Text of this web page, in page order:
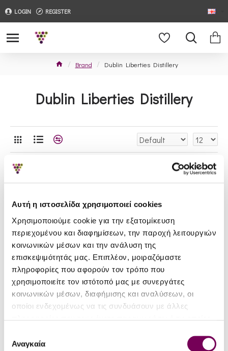
Αυτή η ιστοσελίδα χρησιμοποιεί cookies
Χρησιμοποιούμε cookie για την εξατομίκευση
περιεχομένου και διαφημίσεων, την παροχή λειτουργιών
κοινωνικών μέσων και την ανάλυση της
επισκεψιμότητάς μας. Επιπλέον, μοιραζόμαστε
πληροφορίες που αφορούν τον τρόπο που
χρησιμοποιείτε τον ιστότοπό μας με συνεργάτες
κοινωνικών μέσων, διαφήμισης και αναλύσεων, οι
οποίοι ενδεχομένως να τις συνδυάσουν με άλλες
των υπηρεσιών τους.
συγκατάθεσης
Αναγκαία
LOGIN REGISTER
Brand Dublin Liberties Distillery
Dublin Liberties Distillery
Dublin Liberties Distillery
Dubliner Irish Whiskey